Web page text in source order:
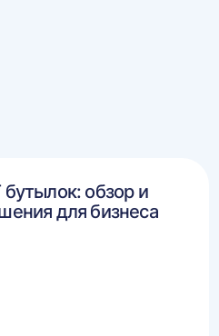
обзор и
для бизнеса